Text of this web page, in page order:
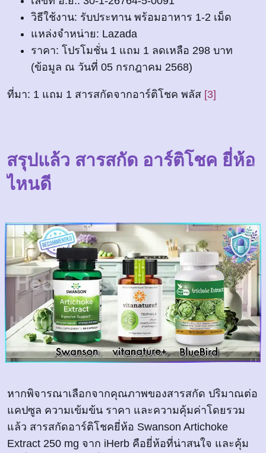
วิธีใช้งาน: รับประทาน พร้อมอาหาร 1-2 เม็ด
แหล่งจำหน่าย: Lazada
ราคา: โปรโมชั่น 1 แถม 1 ลดเหลือ 298 บาท
(ข้อมูล ณ วันที่ 05 กรกฎาคม 2568)
ที่มา: 1 แถม 1 สารสกัดจากอาร์ติโชค พลัส [3]
สรุปแล้ว สารสกัด อาร์ติโชค ยี่ห้อ
ไหนดี
หากพิจารณาเลือกจากคุณภาพของสารสกัด ปริมาณต่อ
แคปซูล ความเข้มข้น ราคา และความคุ้มค่าโดยรวม
แล้ว สารสกัดอาร์ติโชคยี่ห้อ Swanson Artichoke
Extract 250 mg จาก iHerb คือยี่ห้อที่น่าสนใจ และคุ้ม